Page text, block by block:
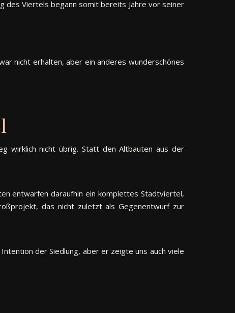
des Viertels begann somit bereits Jahre vor seiner
nicht erhalten, aber ein anderes wunderschönes
wirklich nicht übrig. Statt den Altbauten aus der
entwarfen daraufhin ein komplettes Stadtviertel,
das nicht zuletzt als Gegenentwurf zur
der Siedlung, aber er zeigte uns auch viele